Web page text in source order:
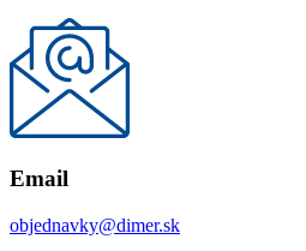
Email
objednavky@dimer.sk